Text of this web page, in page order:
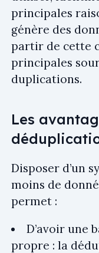
principales
génère des
partir de cette
principales
duplications.
Les
Disposer d’un
moins de
permet :
D’avoir une
propre : la